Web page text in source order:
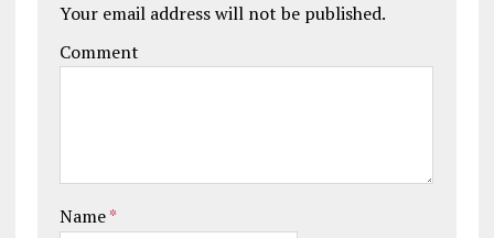
Your email address will not be published.
Comment
Name*